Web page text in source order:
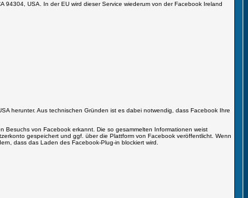
USA. In der EU wird dieser Service wiederum von der Facebook Ireland
herunter. Aus technischen Gründen ist es dabei notwendig, dass Facebook Ihre
von Facebook erkannt. Die so gesammelten Informationen weist
gespeichert und ggf. über die Plattform von Facebook veröffentlicht. Wenn
dass das Laden des Facebook-Plug-in blockiert wird.